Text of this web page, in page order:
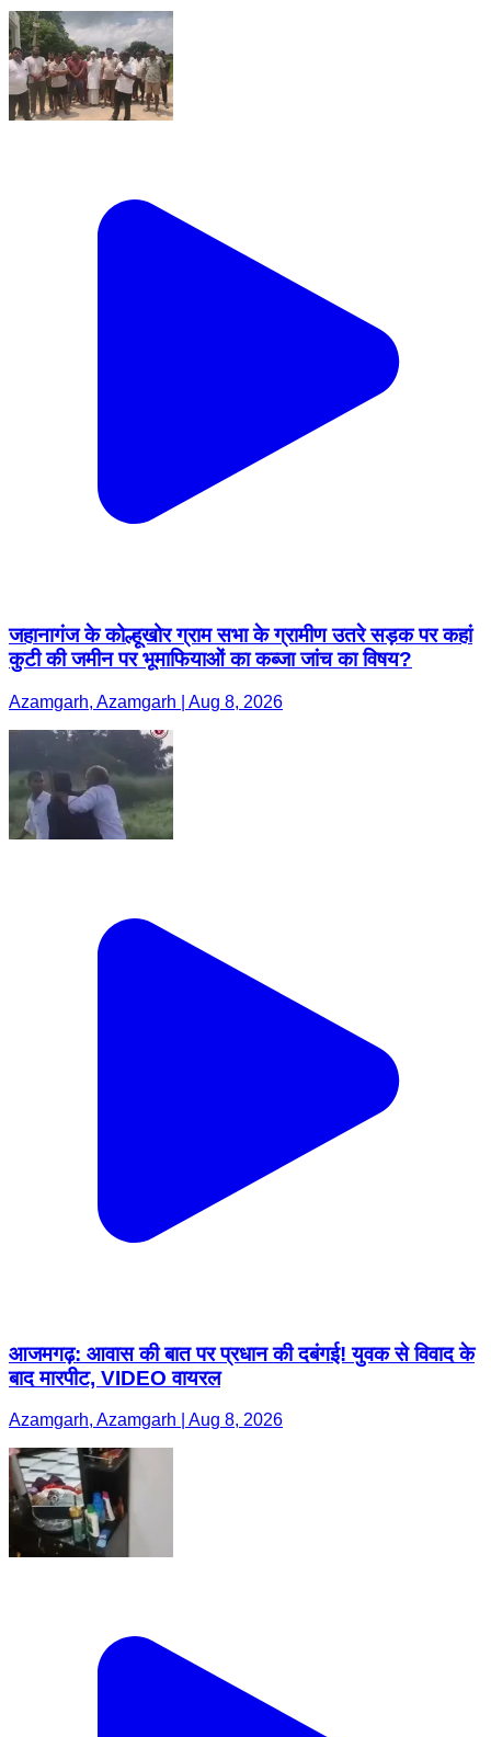
जहानागंज के कोल्हूखोर ग्राम सभा के ग्रामीण उतरे सड़क पर कहां
कुटी की जमीन पर भूमाफियाओं का कब्जा जांच का विषय?
Azamgarh, Azamgarh | Aug 8, 2026
आजमगढ़: आवास की बात पर प्रधान की दबंगई! युवक से विवाद के
बाद मारपीट, VIDEO वायरल
Azamgarh, Azamgarh | Aug 8, 2026